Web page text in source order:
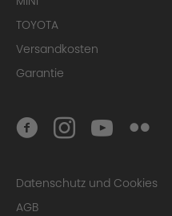
TOYOTA
Versandkosten
Garantie
Datenschutz und Cookies
AGB